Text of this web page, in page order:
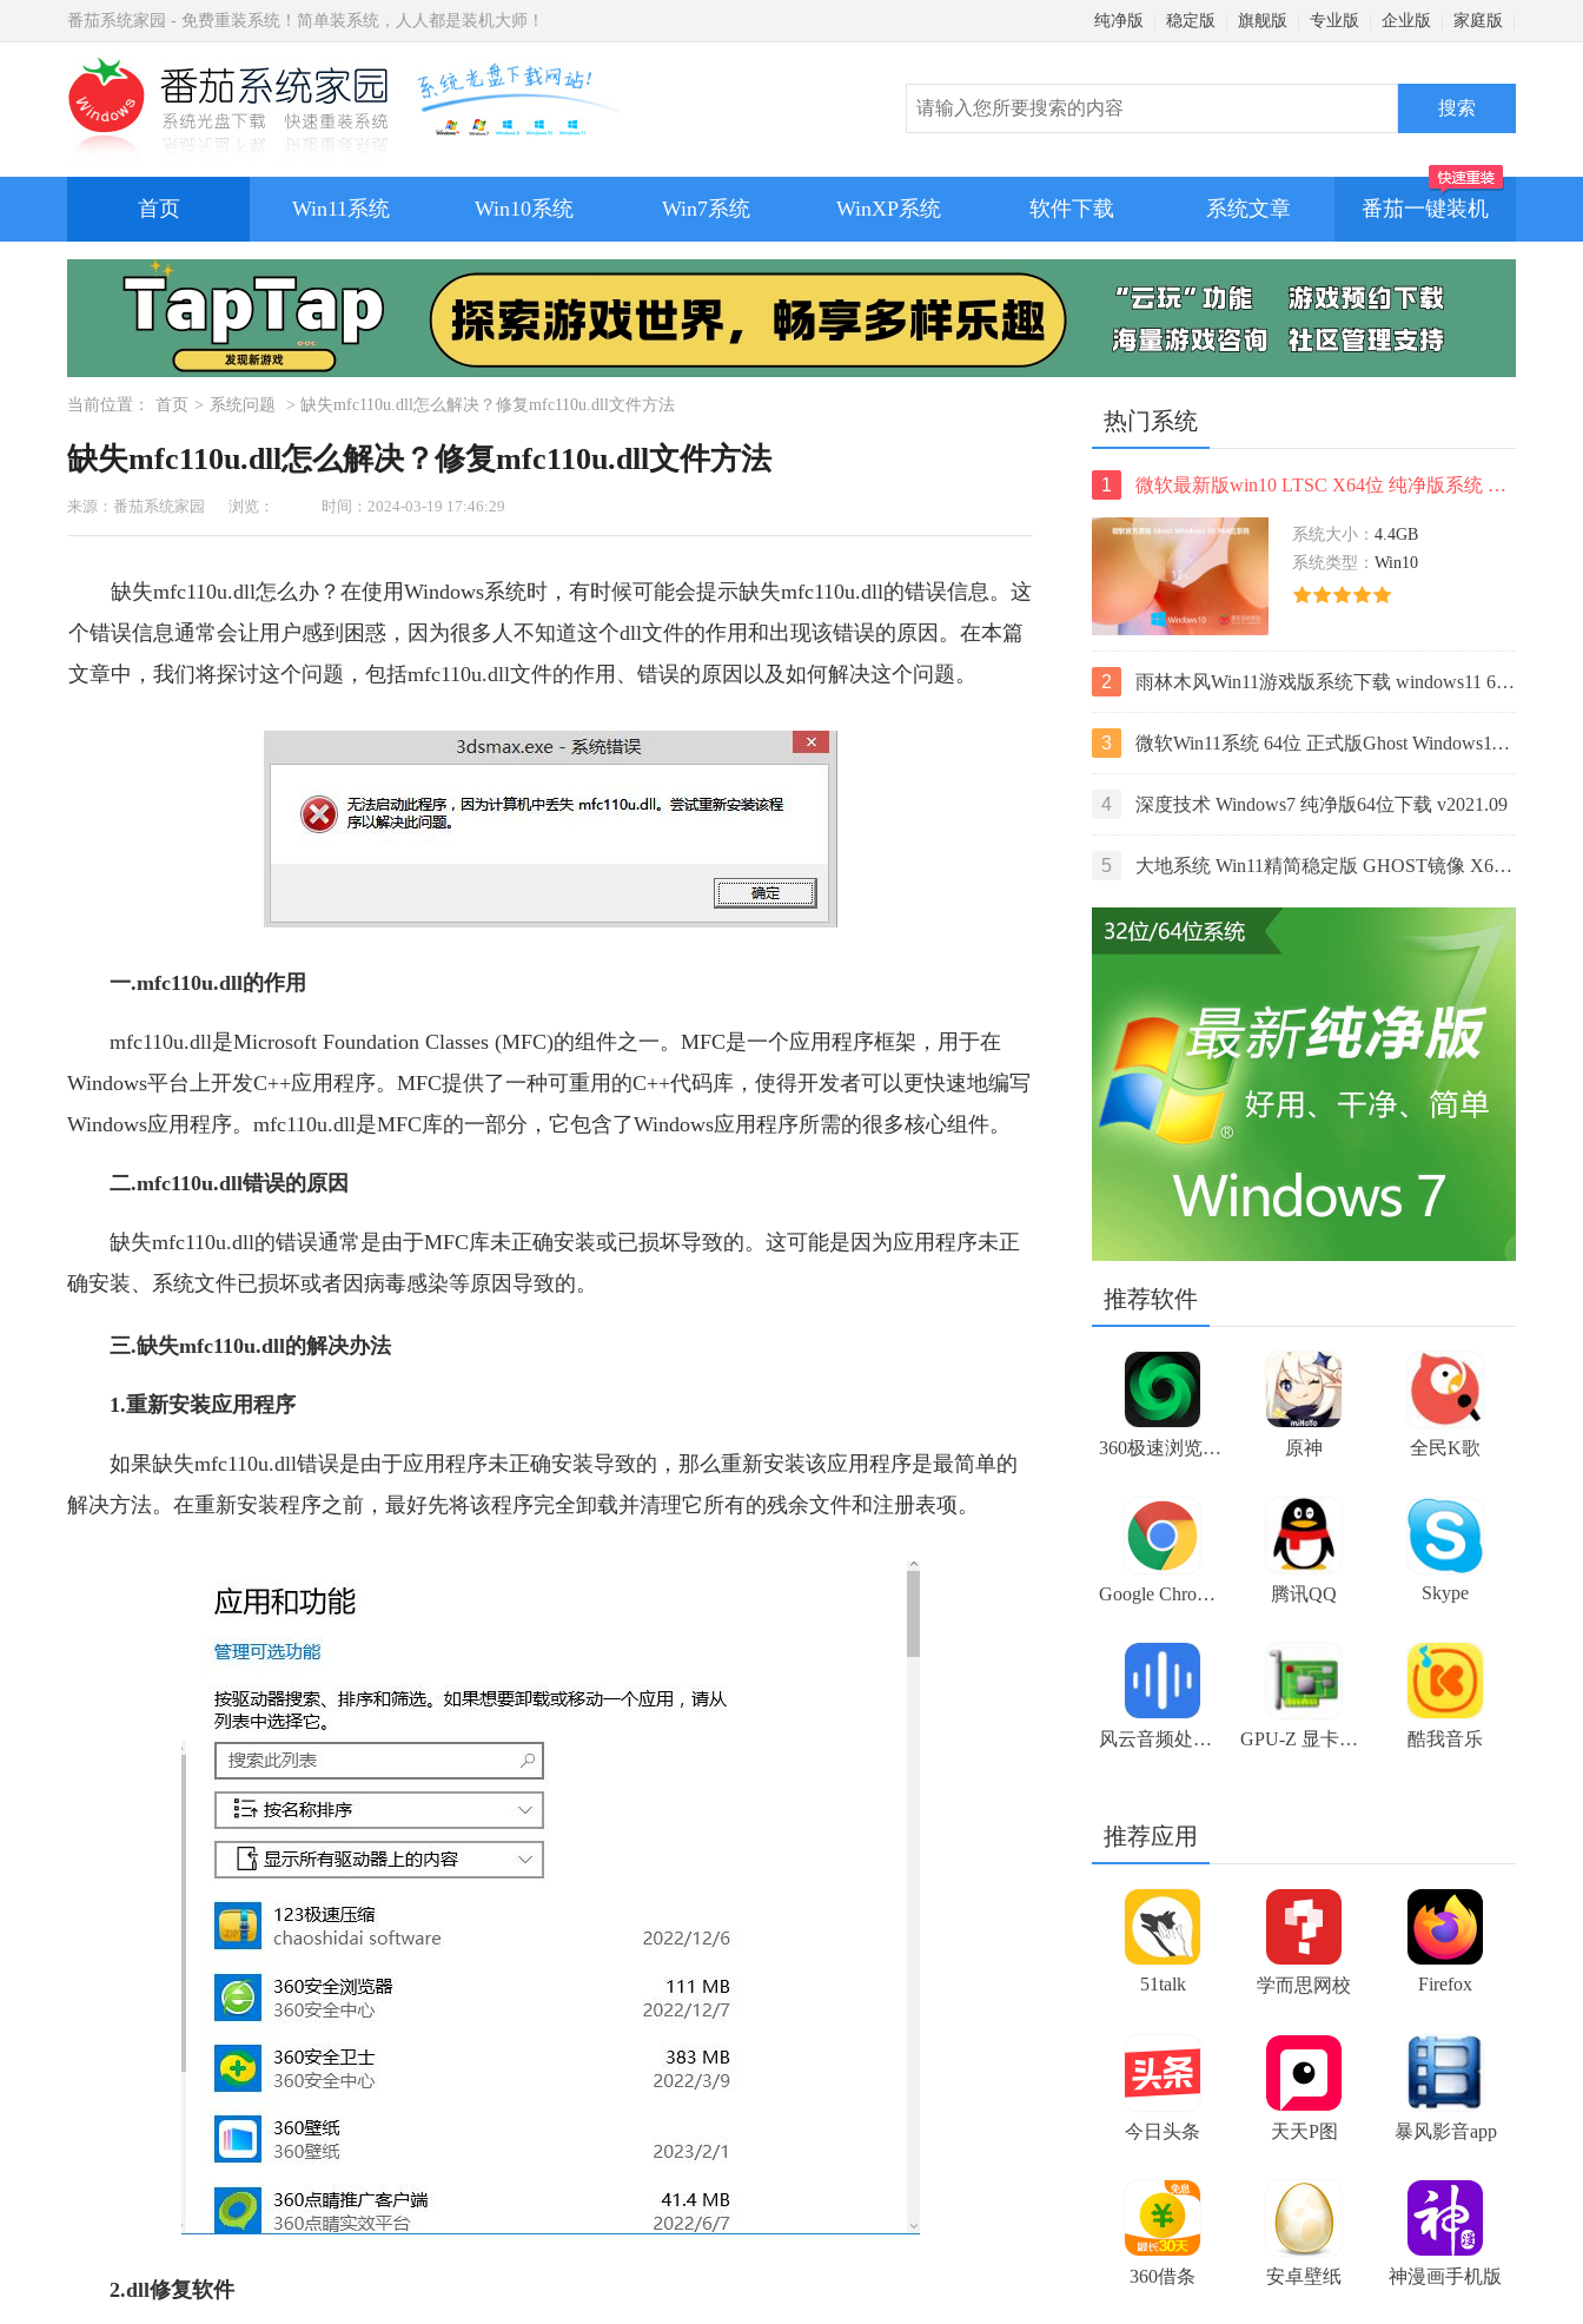
番茄系统家园 - 免费重装系统！简单装系统，人人都是装机大师！ 纯净版 稳定版 旗舰版 专业版 企业版 家庭版
首页 Win11系统 Win10系统 Win7系统 WinXP系统 软件下载 番茄一键装机
系统文章
当前位置： 首页 > 系统问题 > 缺失mfc110u.dll怎么解决？修复mfc110u.dll文件方法
缺失mfc110u.dll怎么解决？修复mfc110u.dll文件方法
来源：番茄系统家园 浏览： 时间：2024-03-19 17:46:29
缺失mfc110u.dll怎么办？在使用Windows系统时，有时候可能会提示缺失mfc110u.dll的错误信息。这
个错误信息通常会让用户感到困惑，因为很多人不知道这个dll文件的作用和出现该错误的原因。在本篇
文章中，我们将探讨这个问题，包括mfc110u.dll文件的作用、错误的原因以及如何解决这个问题。
一.mfc110u.dll的作用
mfc110u.dll是Microsoft Foundation Classes (MFC)的组件之一。MFC是一个应用程序框架，用于在
Windows平台上开发C++应用程序。MFC提供了一种可重用的C++代码库，使得开发者可以更快速地编写
Windows应用程序。mfc110u.dll是MFC库的一部分，它包含了Windows应用程序所需的很多核心组件。
二.mfc110u.dll错误的原因
缺失mfc110u.dll的错误通常是由于MFC库未正确安装或已损坏导致的。这可能是因为应用程序未正
确安装、系统文件已损坏或者因病毒感染等原因导致的。
三.缺失mfc110u.dll的解决办法
1.重新安装应用程序
如果缺失mfc110u.dll错误是由于应用程序未正确安装导致的，那么重新安装该应用程序是最简单的
解决方法。在重新安装程序之前，最好先将该程序完全卸载并清理它所有的残余文件和注册表项。
2.dll修复软件
热门系统
1 微软最新版win10 LTSC X64位 纯净版系统 windows10 LTSC 系统下载
系统大小： 4.4GB
系统类型： Win10
2 雨林木风Win11游戏版系统下载 windows11 64位游戏专用版本V2021
3 微软Win11系统 64位 正式版Ghost Windows11镜像 2022.05
4 深度技术 Windows7 纯净版64位下载 v2021.09
5 大地系统 Win11精简稳定版 GHOST镜像 X64位 V2022.06下载
推荐软件
360极速浏览器X 原神 全民K歌
Google Chrome浏览器金丝雀版（Google Chrome Canary）V109.0.5414.3 64位下载 腾讯QQ Skype
风云音频处理大师 GPU-Z 显卡测试软件下载 酷我音乐
推荐应用
51talk 学而思网校 Firefox
今日头条 天天P图 暴风影音app
360借条 安卓壁纸 神漫画手机版